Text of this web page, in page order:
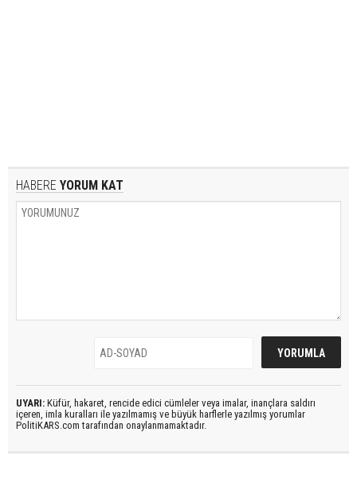
HABERE YORUM KAT
UYARI: Küfür, hakaret, rencide edici cümleler veya imalar, inançlara saldırı
içeren, imla kuralları ile yazılmamış ve büyük harflerle yazılmış yorumlar
PolitiKARS.com tarafından onaylanmamaktadır.